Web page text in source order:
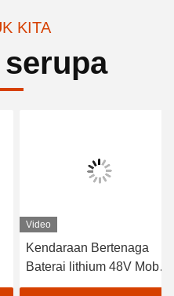
KITA
Video
Kendaraan Bertenaga
Baterai lithium 48V Mobil
Golf Listrik EXCAR